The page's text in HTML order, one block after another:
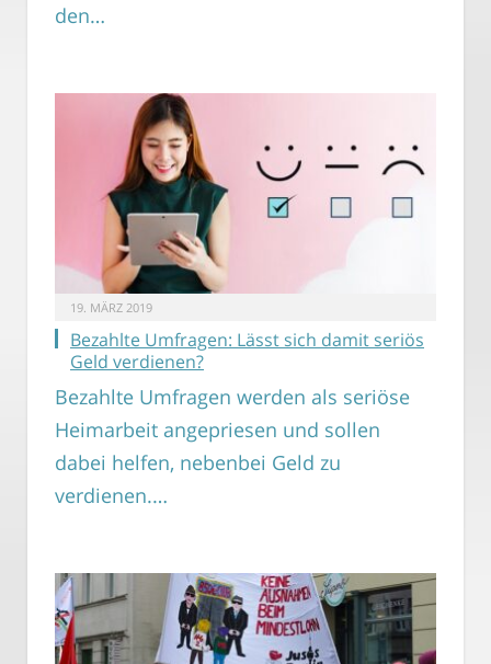
den…
19. MÄRZ 2019
Bezahlte Umfragen: Lässt sich damit seriös
Geld verdienen?
Bezahlte Umfragen werden als seriöse
Heimarbeit angepriesen und sollen
dabei helfen, nebenbei Geld zu
verdienen.…